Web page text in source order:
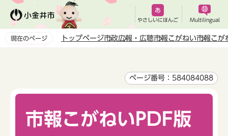
ペ
やさしいにほんご Multilingual
現在のページ トップページ市政広報・広聴市報こがねい市報こが
ページ番号：584084088
市報こがねいPDF版